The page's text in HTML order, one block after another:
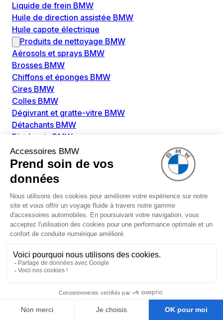
Liquide de frein BMW
Huile de direction assistée BMW
Huile capote électrique
Produits de nettoyage BMW
Aérosols et sprays BMW
Brosses BMW
Chiffons et éponges BMW
Cires BMW
Colles BMW
Dégivrant et gratte-vitre BMW
Détachants BMW
Disolvants BMW
Lubrifiants BMW
Nettoyant intérieur BMW
Nettoyant extérieur BMW
Pièces détachées BMW
Alimentation Carburant BMW
Boitier papillon BMW
Faisceau de câble pour réservoir avec pompe
d'aspiration BMW
Pompe à carburant BMW
Pompe diesel BMW
Bobines d'allumage BMW